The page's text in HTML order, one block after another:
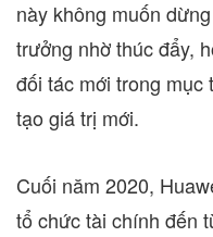
này không muốn
trưởng nhờ thúc đẩy,
đối tác mới trong mục
tạo giá trị mới.
Cuối năm 2020,
tổ chức tài chính đến